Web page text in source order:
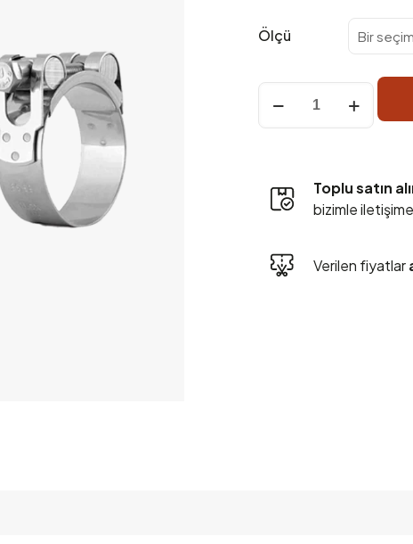
Ölçü
SS
304
Paslanmaz
adet
Toplu satın
bizimle
Verilen fiyatlar